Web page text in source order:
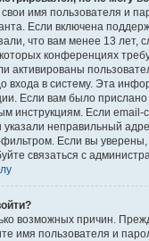
имя пользователя и
Если включена
что вам менее 13 лет,
конференциях
активированы
входа в систему. Эта
Если вам было
инструкциям. Если
указали неправильный
Если вы
связаться с
возможных причин.
имя пользователя и